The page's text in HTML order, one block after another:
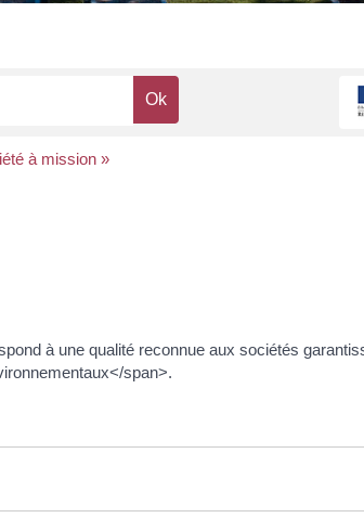
à mission »
à une qualité reconnue aux sociétés
span>.